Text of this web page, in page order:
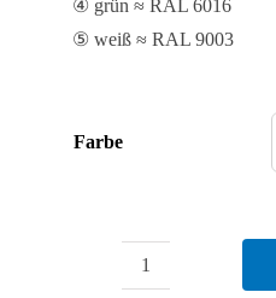
④ grün ≈ RAL 6016
⑤ weiß ≈ RAL 9003
Farbe